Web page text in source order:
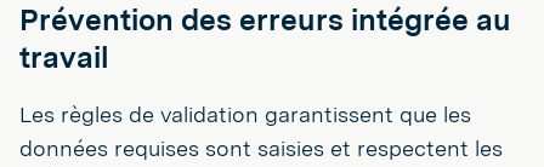
Prévention des erreurs intégrée au
travail
Les règles de validation garantissent que les
données requises sont saisies et respectent les